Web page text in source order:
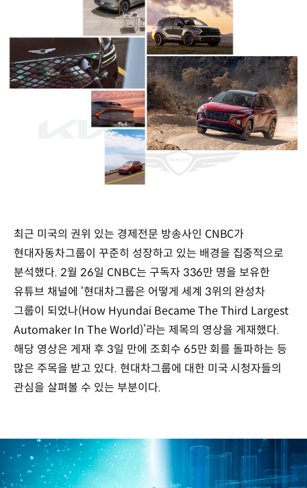
최근 미국의 권위 있는 경제전문 방송사인 CNBC가
현대자동차그룹이 꾸준히 성장하고 있는 배경을 집중적으로
분석했다. 2월 26일 CNBC는 구독자 336만 명을 보유한
유튜브 채널에 ‘현대차그룹은 어떻게 세계 3위의 완성차
그룹이 되었나(How Hyundai Became The Third Largest
Automaker In The World)’라는 제목의 영상을 게재했다.
해당 영상은 게재 후 3일 만에 조회수 65만 회를 돌파하는 등
많은 주목을 받고 있다. 현대차그룹에 대한 미국 시청자들의
관심을 살펴볼 수 있는 부분이다.